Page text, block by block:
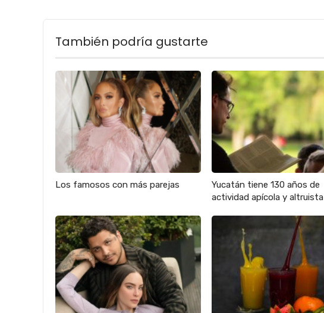
También podría gustarte
Los famosos con más parejas
Yucatán tiene 130 años de
actividad apícola y altruista